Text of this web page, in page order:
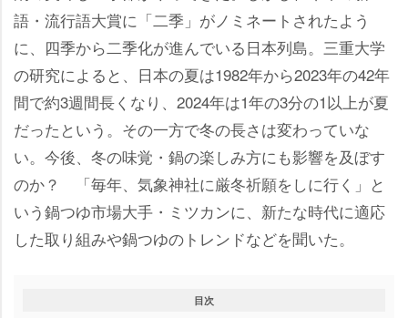
語・流行語大賞に「二季」がノミネートされたよう
に、四季から二季化が進んでいる日本列島。三重大学
の研究によると、日本の夏は1982年から2023年の42年
間で約3週間長くなり、2024年は1年の3分の1以上が夏
だったという。その一方で冬の長さは変わっていな
い。今後、冬の味覚・鍋の楽しみ方にも影響を及ぼす
のか？ 「毎年、気象神社に厳冬祈願をしに行く」と
いう鍋つゆ市場大手・ミツカンに、新たな時代に適応
した取り組みや鍋つゆのトレンドなどを聞いた。
目次